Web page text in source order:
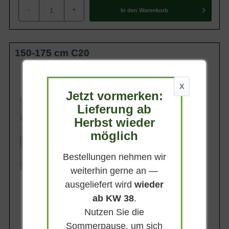
- + In den Warenkorb
150-175 cm C20
3 - 4 m
Belaubung
Sommergrün
Blatt- / Nadelfarbe
Blaugrün
Standort
Lieferbar
X
Jetzt vormerken:
Lieferung ab
Herbst wieder
möglich
Bestellungen nehmen wir
weiterhin gerne an —
ausgeliefert wirdwieder
ab KW 38.
Nutzen Sie die
Sommerpause, um sich